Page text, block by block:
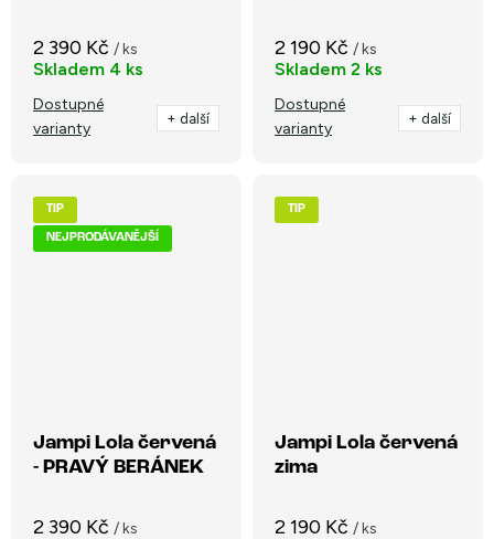
2 390 Kč / ks
Skladem 4 ks
Dostupné
varianty
+ další
2 190 Kč / ks
Skladem 2 ks
Dostupné
varianty
+ další
TIP
NEJPRODÁVANĚJŠÍ
Jampi Lola červená
- PRAVÝ BERÁNEK
2 390 Kč / ks
TIP
Jampi Lola červená
zima
2 190 Kč / ks